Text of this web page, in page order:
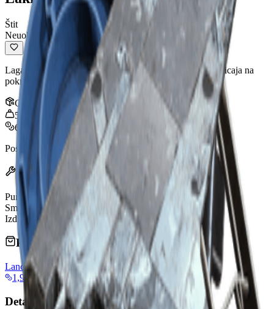
Štit
Neuobičajeno
Lagani štit koji blokira malu količinu dolazne štete bez uticaja na
pokretljivost.
Gomila
5
640
Poslednje ažuriranje
Feb 24, 2026
Efekti
Punjenje
40
Smanjenje Štete
40%
Izdržljivost
100/100
Prodaju trgovci
Lance
1,920 Coins
Detalji oružja